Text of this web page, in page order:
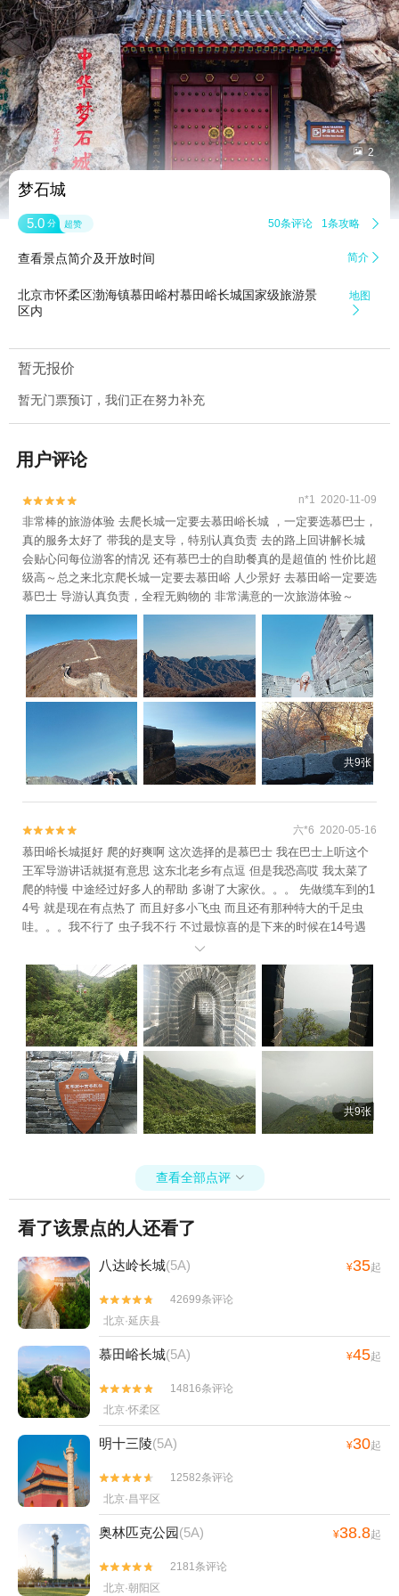
 2
梦石城
5.0 分 超赞 50条评论 1条攻略 
查看景点简介及开放时间 简介 
北京市怀柔区渤海镇慕田峪村慕田峪长城国家级旅游景
区内
地图

暂无报价
暂无门票预订，我们正在努力补充
用户评论

 n*1 2020-11-09
非常棒的旅游体验 去爬长城一定要去慕田峪长城 ，一定要选慕巴士，
真的服务太好了 带我的是支导，特别认真负责 去的路上回讲解长城
会贴心问每位游客的情况 还有慕巴士的自助餐真的是超值的 性价比超
级高～总之来北京爬长城一定要去慕田峪 人少景好 去慕田峪一定要选
慕巴士 导游认真负责，全程无购物的 非常满意的一次旅游体验～
共9张

 六*6 2020-05-16
慕田峪长城挺好 爬的好爽啊 这次选择的是慕巴士 我在巴士上听这个
王军导游讲话就挺有意思 这东北老乡有点逗 但是我恐高哎 我太菜了
爬的特慢 中途经过好多人的帮助 多谢了大家伙。。。 先做缆车到的1
4号 就是现在有点热了 而且好多小飞虫 而且还有那种特大的千足虫
哇。。。我不行了 虫子我不行 不过最惊喜的是下来的时候在14号遇
到好多流浪猫 工作人员说一共12只流浪猫 这次见到6只！！！
哇。。。 我还摸到了 当时工作人员正喂猫粮呢 幸运幸运

共9张
查看全部点评 
看了该景点的人还看了
八达岭长城(5A) ¥35起


42699条评论
北京·延庆县
慕田峪长城(5A) ¥45起


14816条评论
北京·怀柔区
明十三陵(5A) ¥30起


12582条评论
北京·昌平区
奥林匹克公园(5A) ¥38.8起


2181条评论
北京·朝阳区
